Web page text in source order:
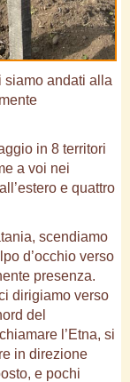
siamo andati alla
in 8 territori
a voi nei
e quattro
scendiamo
d’occhio verso
presenza.
dirigiamo verso
del
l’Etna, si
in direzione
e pochi